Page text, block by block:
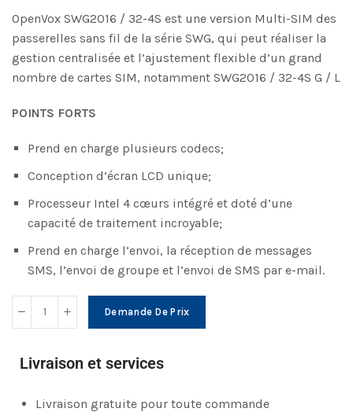
OpenVox SWG2016 / 32-4S est une version Multi-SIM des
passerelles sans fil de la série SWG, qui peut réaliser la
gestion centralisée et l’ajustement flexible d’un grand
nombre de cartes SIM, notamment SWG2016 / 32-4S G / L
POINTS FORTS
Prend en charge plusieurs codecs;
Conception d’écran LCD unique;
Processeur Intel 4 cœurs intégré et doté d’une
capacité de traitement incroyable;
Prend en charge l’envoi, la réception de messages
SMS, l’envoi de groupe et l’envoi de SMS par e-mail.
Demande De Prix
Livraison et services
Livraison gratuite pour toute commande